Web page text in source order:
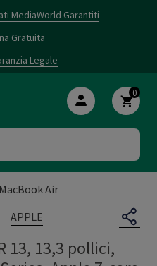
MediaWorld Garantiti
Gratuita
Legale
0
MacBook Air
APPLE
13, 13,3 pollici,